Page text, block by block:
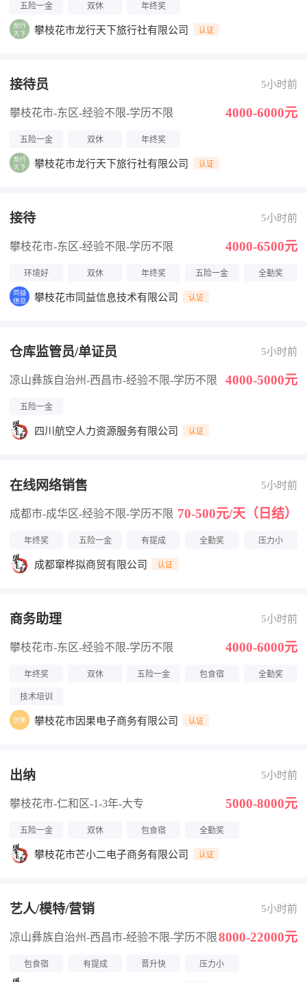
五险一金 双休 年终奖
攀枝花市龙行天下旅行社有限公司 认证
接待员 5小时前
攀枝花市-东区-经验不限-学历不限 4000-6000元
五险一金 双休 年终奖
攀枝花市龙行天下旅行社有限公司 认证
接待 5小时前
攀枝花市-东区-经验不限-学历不限 4000-6500元
环境好 双休 年终奖 五险一金 全勤奖
攀枝花市同益信息技术有限公司 认证
仓库监管员/单证员 5小时前
凉山彝族自治州-西昌市-经验不限-学历不限 4000-5000元
五险一金
四川航空人力资源服务有限公司 认证
在线网络销售 5小时前
成都市-成华区-经验不限-学历不限 70-500元/天（日结）
年终奖 五险一金 有提成 全勤奖 压力小
成都窜桦拟商贸有限公司 认证
商务助理 5小时前
攀枝花市-东区-经验不限-学历不限 4000-6000元
年终奖 双休 五险一金 包食宿 全勤奖
技术培训
攀枝花市因果电子商务有限公司 认证
出纳 5小时前
攀枝花市-仁和区-1-3年-大专 5000-8000元
五险一金 双休 包食宿 全勤奖
攀枝花市芒小二电子商务有限公司 认证
艺人/模特/营销 5小时前
凉山彝族自治州-西昌市-经验不限-学历不限8000-22000元
包食宿 有提成 晋升快 压力小